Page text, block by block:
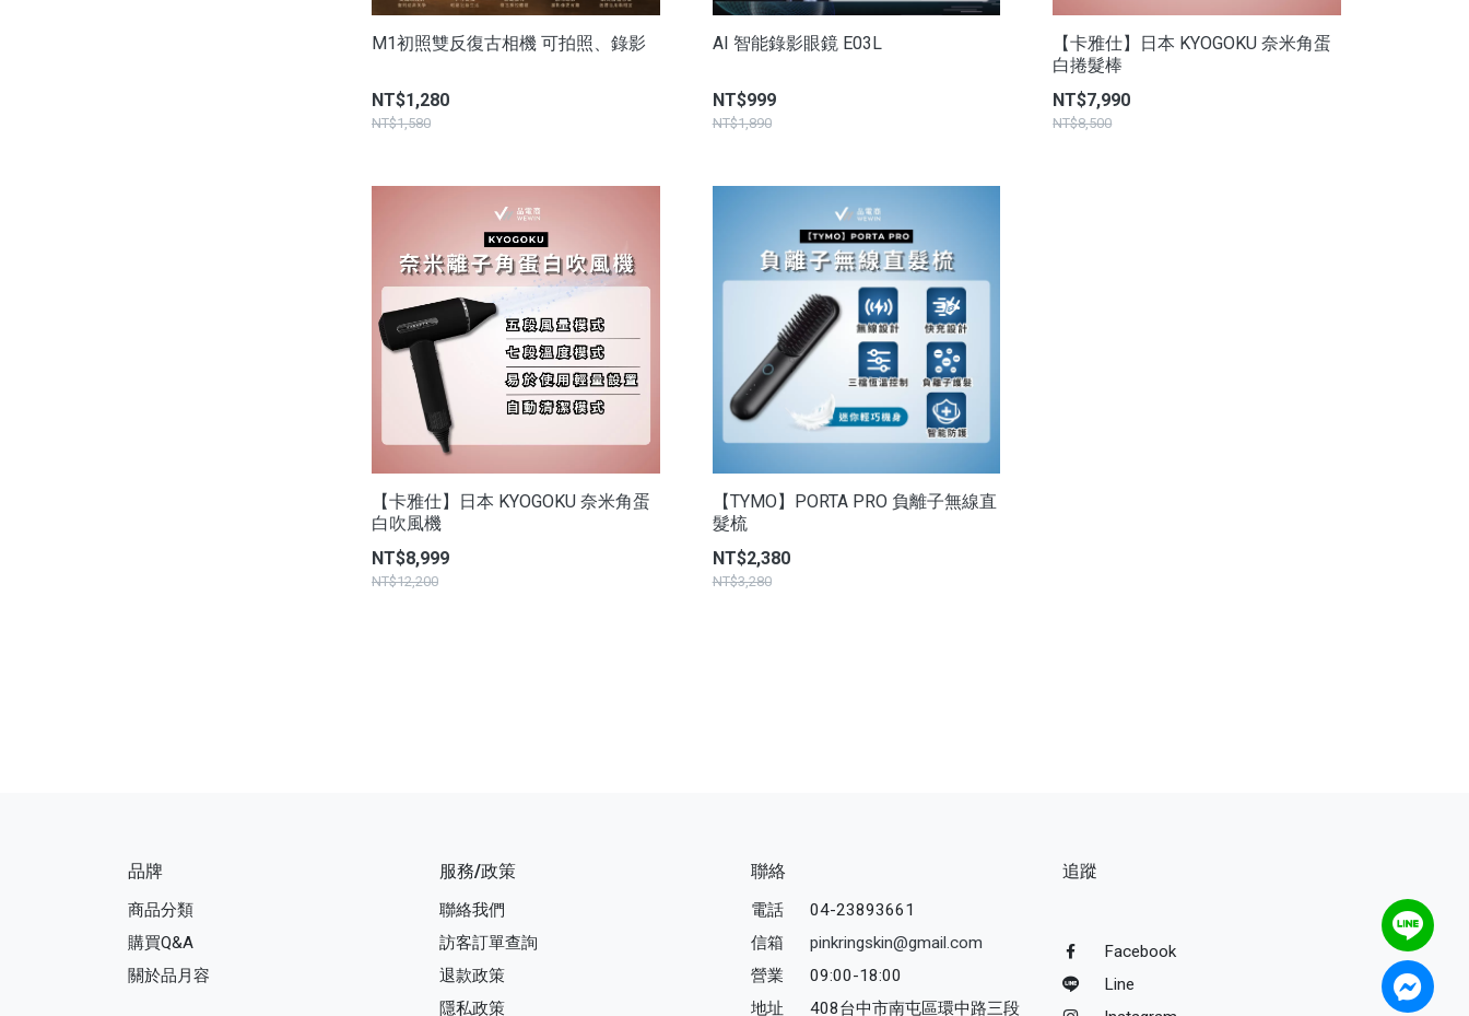
M1初照雙反復古相機 可拍照、錄影
NT$1,280
NT$1,580
AI 智能錄影眼鏡 E03L
NT$999
NT$1,890
【卡雅仕】日本 KYOGOKU 奈米角蛋
白捲髮棒
NT$7,990
NT$8,500
【卡雅仕】日本 KYOGOKU 奈米角蛋
白吹風機
NT$8,999
NT$12,200
【TYMO】PORTA PRO 負離子無線直
髮梳
NT$2,380
NT$3,280
品牌
商品分類
購買Q&A
關於品月容
服務/政策
聯絡我們
訪客訂單查詢
退款政策
隱私政策
聯絡
電話
04-23893661
信箱
pinkringskin@gmail.com
營業
09:00-18:00
地址
408台中市南屯區環中路三段
追蹤
Facebook
Line